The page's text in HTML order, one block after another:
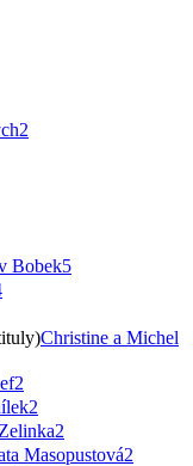
2
Bobek5
Christine a Michel
2
2
2
Masopustová2